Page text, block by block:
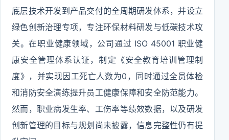
底层技术开发到产品交付的全周期研发体系，并设立
绿色创新治理专项，专注环保材料研发与低碳技术攻
关。在职业健康领域，公司通过 ISO 45001 职业健
康安全管理体系认证，制定《安全教育培训管理制
度》，并实现因工死亡人数为0，同时通过全员体检
和消防安全演练提升员工健康保障和安全防范能力。
然而，职业病发生率、工伤率等绩效数据，以及研发
创新管理的目标与规划尚未披露，信息完整性仍有提